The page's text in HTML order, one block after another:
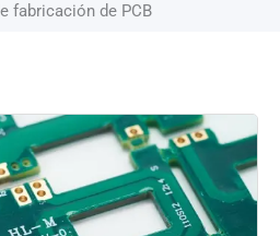
fabricación de PCB